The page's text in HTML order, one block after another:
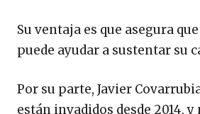
Su ventaja es que asegura
puede ayudar a sustentar su
Por su parte, Javier
están invadidos desde 2014, y